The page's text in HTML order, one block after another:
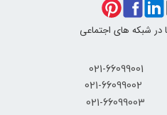
​021-66099002
در شبکه های اجتماعی